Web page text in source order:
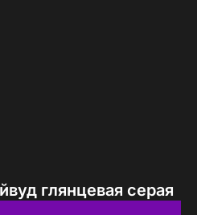
глянцевая серая